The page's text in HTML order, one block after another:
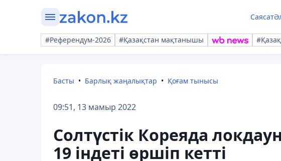
Саясат
#Референдум-2026 #Қазақстан мақтанышы
Басты Барлық жаңалықтар Қоғам тынысы
09:51, 13 мамыр 2022
Солтүстік Кореяда
19 індеті өршіп кетті